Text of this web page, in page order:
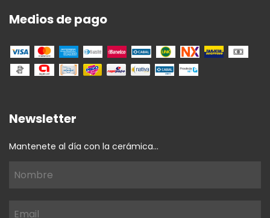
Medios de pago
Newsletter
Mantenete al día con la cerámica...